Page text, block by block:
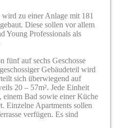
zu einer Anlage mit 181
Diese sollen vor allem
Young Professionals als
fünf auf sechs Geschosse
Gebäudeteil wird
sich überwiegend auf
20 – 57m². Jede Einheit
Bad sowie einer Küche
Einzelne Apartments sollen
verfügen. Es sind